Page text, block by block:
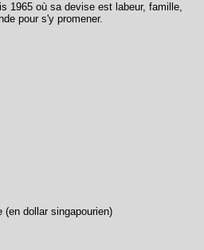
1965 où sa devise est labeur, famille,
pour s'y promener.
dollar singapourien)